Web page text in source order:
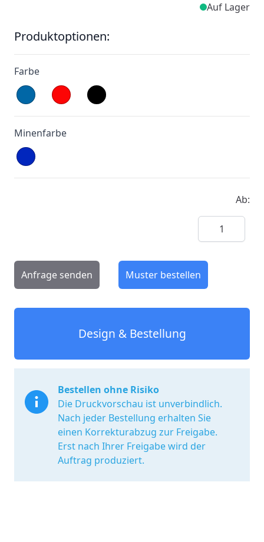
Auf Lager
Produktoptionen:
Farbe
Minenfarbe
Ab:
Menge
Anfrage senden Muster bestellen
Design & Bestellung
Bestellen ohne Risiko
Die Druckvorschau ist unverbindlich.
Nach jeder Bestellung erhalten Sie
einen Korrekturabzug zur Freigabe.
Erst nach Ihrer Freigabe wird der
Auftrag produziert.